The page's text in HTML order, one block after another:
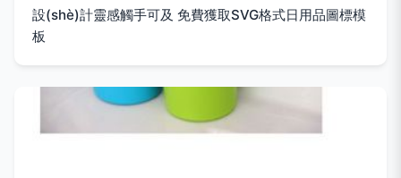
設(shè)計靈感觸手可及 免費獲取SVG格式日用品圖標模
板